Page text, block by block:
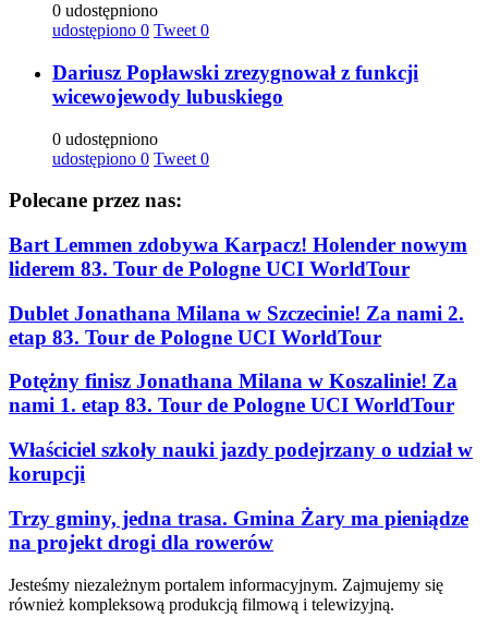
0 udostępniono
udostępiono 0 Tweet 0
Dariusz Popławski zrezygnował z funkcji
wicewojewody lubuskiego
0 udostępniono
udostępiono 0 Tweet 0
Polecane przez nas:
Bart Lemmen zdobywa Karpacz! Holender nowym
liderem 83. Tour de Pologne UCI WorldTour
Dublet Jonathana Milana w Szczecinie! Za nami 2.
etap 83. Tour de Pologne UCI WorldTour
Potężny finisz Jonathana Milana w Koszalinie! Za
nami 1. etap 83. Tour de Pologne UCI WorldTour
Właściciel szkoły nauki jazdy podejrzany o udział w
korupcji
Trzy gminy, jedna trasa. Gmina Żary ma pieniądze
na projekt drogi dla rowerów
Jesteśmy niezależnym portalem informacyjnym. Zajmujemy się
również kompleksową produkcją filmową i telewizyjną.